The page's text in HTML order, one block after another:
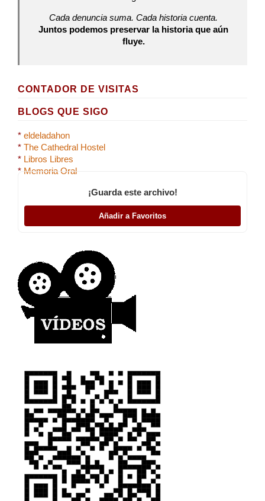
Cada denuncia suma. Cada historia cuenta.
Juntos podemos preservar la historia que aún
fluye.
CONTADOR DE VISITAS
BLOGS QUE SIGO
* eldeladahon
* The Cathedral Hostel
* Libros Libres
* Memoria Oral
¡Guarda este archivo!
Añadir a Favoritos